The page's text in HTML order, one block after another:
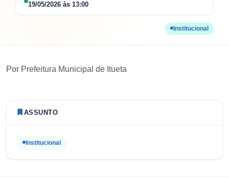
19/05/2026 às 13:00
Institucional
Por Prefeitura Municipal de Itueta
ASSUNTO
Institucional